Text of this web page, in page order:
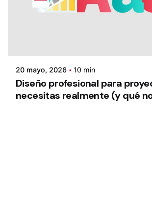
20 mayo, 2026 10 min
Diseño profesional para
necesitas realmente (y qué